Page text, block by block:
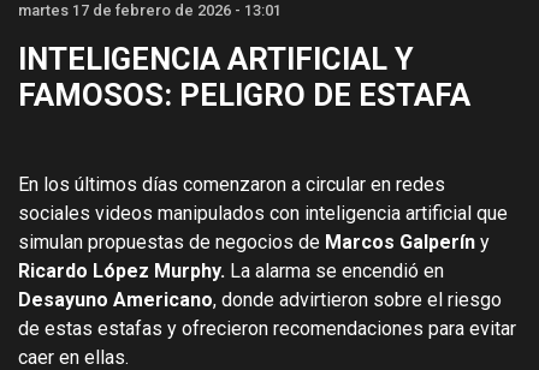
martes 17 de febrero de 2026 - 13:01
INTELIGENCIA ARTIFICIAL Y
FAMOSOS: PELIGRO DE ESTAFA
En los últimos días comenzaron a circular en redes
sociales videos manipulados con inteligencia artificial que
simulan propuestas de negocios de Marcos Galperín y
Ricardo López Murphy. La alarma se encendió en
Desayuno Americano, donde advirtieron sobre el riesgo
de estas estafas y ofrecieron recomendaciones para evitar
caer en ellas.